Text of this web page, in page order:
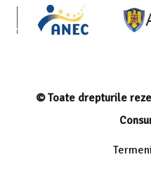
© Toate drepturile